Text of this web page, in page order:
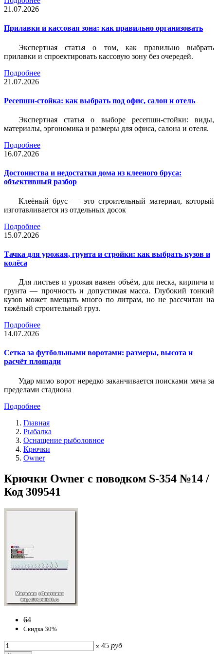
21.07.2026
Прилавки и кассовая зона: как правильно организовать
Экспертная статья о том, как правильно выбрать
прилавки и спроектировать кассовую зону без очередей.
Подробнее
21.07.2026
Ресепшн-стойка: как выбрать под офис, салон и отель
Экспертная статья о выборе ресепшн-стойки: виды,
материалы, эргономика и размеры для офиса, салона и отеля.
Подробнее
16.07.2026
Достоинства и недостатки дома из клееного бруса:
объективный разбор
Клеёный брус — это строительный материал, который
изготавливается из отдельных досок
Подробнее
15.07.2026
Тачка для урожая, грунта и стройки: как выбрать кузов и
колёса
Для листьев и урожая важен объём, для песка, кирпича и
грунта — прочность и допустимая масса. Глубокий тонкий
кузов может вмещать много по литрам, но не рассчитан на
тяжёлый строительный груз.
Подробнее
14.07.2026
Сетка за футбольными воротами: размеры, высота и
расчёт площади
Удар мимо ворот нередко заканчивается поисками мяча за
пределами стадиона
Подробнее
Главная
Рыбалка
Оснащение рыболовное
Крючки
Owner
Крючки Owner с поводком S-354 №14 /
Код 309541
64
Скидка 30%
x 45 руб